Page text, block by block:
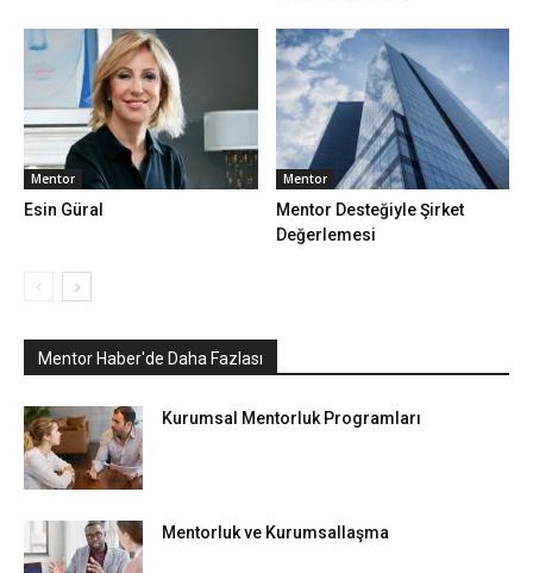
Mentor
Esin Güral
Mentor
Mentor Desteğiyle Şirket
Değerlemesi
Mentor Haber'de Daha Fazlası
Kurumsal Mentorluk Programları
Mentorluk ve Kurumsallaşma